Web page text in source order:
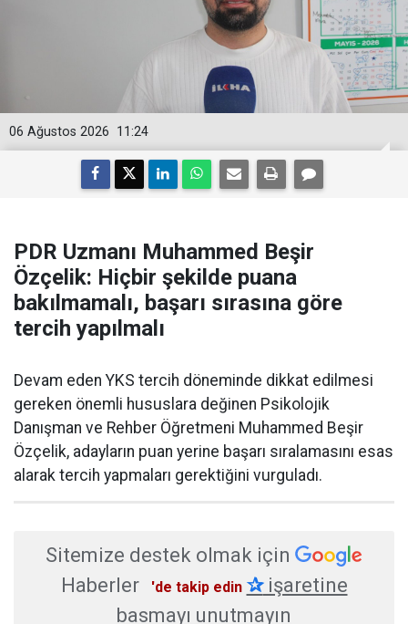
11:24
06 Ağustos 2026
PDR Uzmanı Muhammed Beşir
Özçelik: Hiçbir şekilde puana
bakılmamalı, başarı sırasına göre
tercih yapılmalı
Devam eden YKS tercih döneminde dikkat edilmesi
gereken önemli hususlara değinen Psikolojik
Danışman ve Rehber Öğretmeni Muhammed Beşir
Özçelik, adayların puan yerine başarı sıralamasını esas
alarak tercih yapmaları gerektiğini vurguladı.
Sitemize destek olmak için
Haberler
'de takip edin ✰işaretine
basmayı unutmayın